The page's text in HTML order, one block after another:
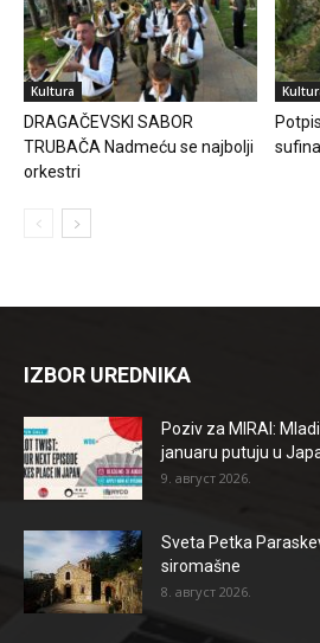
Kultura
DRAGAČEVSKI SABOR
TRUBAČA Nadmeću se najbolji
orkestri
IZBOR UREDNIKA
Poziv za MIRAI:
januaru putuju u
9. август 2026.
Sveta Petka
siromašne
8. август 2026.